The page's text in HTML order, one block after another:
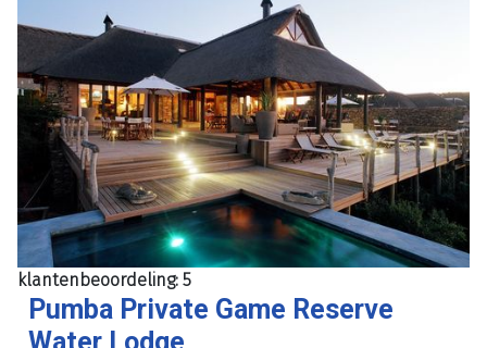
klantenbeoordeling: 5
Pumba Private Game Reserve